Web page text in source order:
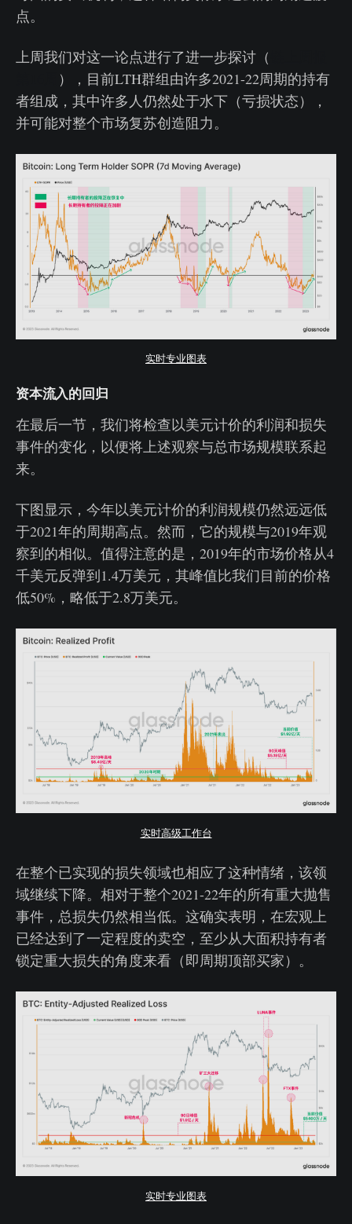
点。
上周我们对这一论点进行了进一步探讨（
），目前LTH群组由许多2021-22周期的持有
者组成，其中许多人仍然处于水下（亏损状态），
并可能对整个市场复苏创造阻力。
实时专业图表
资本流入的回归
在最后一节，我们将检查以美元计价的利润和损失
事件的变化，以便将上述观察与总市场规模联系起
来。
下图显示，今年以美元计价的利润规模仍然远远低
于2021年的周期高点。然而，它的规模与2019年观
察到的相似。值得注意的是，2019年的市场价格从4
千美元反弹到1.4万美元，其峰值比我们目前的价格
低50%，略低于2.8万美元。
实时高级工作台
在整个已实现的损失领域也相应了这种情绪，该领
域继续下降。相对于整个2021-22年的所有重大抛售
事件，总损失仍然相当低。这确实表明，在宏观上
已经达到了一定程度的卖空，至少从大面积持有者
锁定重大损失的角度来看（即周期顶部买家）。
实时专业图表